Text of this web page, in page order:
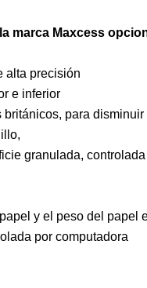
marca Maxcess
alta precisión
e inferior
para disminuir
granulada,
y el peso del papel
por computadora